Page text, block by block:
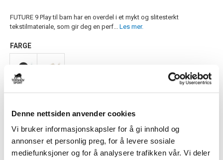
Denne nettsiden anvender cookies
Vi bruker informasjonskapsler for å gi innhold og
annonser et personlig preg, for å levere sosiale
mediefunksjoner og for å analysere trafikken vår. Vi deler
FUTURE 9 Play til barn har en overdel i et mykt og slitesterkt
tekstilmateriale, som gir deg en perf... Les mer.
FARGE
Størrelsesguide
VELGSTØRRELSE
Navn